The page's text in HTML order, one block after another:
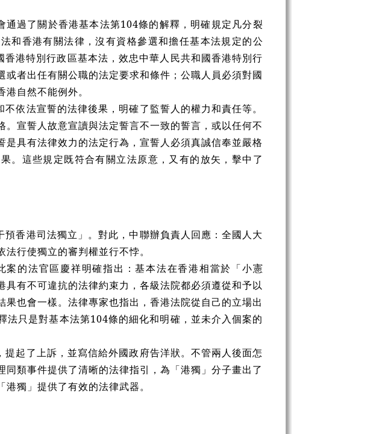
過了關於香港基本法第104條的解釋，明確規定凡分裂
和香港有關法律，沒有資格參選和擔任基本法規定的公
港特別行政區基本法，效忠中華人民共和國香港特別行
者出任有關公職的法定要求和條件；公職人員必須對國
自然不能例外。
依法宣誓的法律後果，明確了監誓人的權力和責任等。
宣誓人故意宣讀與法定誓言不一致的誓言，或以任何不
具有法律效力的法定行為，宣誓人必須真誠信奉並嚴格
。這些規定既符合有關立法原意，又有的放矢，擊中了
香港司法獨立」。對此，中聯辦負責人回應：全國人大
行使獨立的審判權並行不悖。
的法官區慶祥明確指出：基本法在香港相當於「小憲
有不可違抗的法律約束力，各級法院都必須遵從和予以
也會一樣。法律專家也指出，香港法院從自己的立場出
只是對基本法第104條的細化和明確，並未介入個案的
提起了上訴，並寫信給外國政府告洋狀。不管兩人後面怎
類事件提供了清晰的法律指引，為「港獨」分子畫出了
獨」提供了有效的法律武器。